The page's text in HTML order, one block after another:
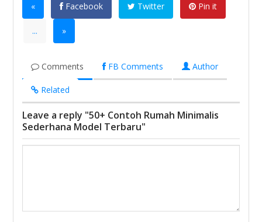
« Facebook Twitter Pin it
... »
Comments FB Comments Author
Related
Leave a reply "50+ Contoh Rumah Minimalis
Sederhana Model Terbaru"